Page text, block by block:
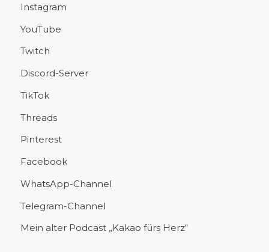
Instagram
YouTube
Twitch
Discord-Server
TikTok
Threads
Pinterest
Facebook
WhatsApp-Channel
Telegram-Channel
Mein alter Podcast „Kakao fürs Herz“